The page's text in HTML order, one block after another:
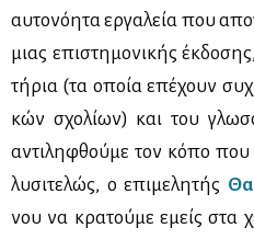
αυ­το­νό­η­τα ερ­γα­λεία που
μιας επι­στη­μο­νι­κής
τή­ρια (τα οποία επέ­χουν
κών σχο­λί­ων) και του
αντι­λη­φθού­με τον κό­πο που
λυ­σι­τε­λώς, ο επι­με­λη­τής
νου να κρα­τού­με εμείς στα